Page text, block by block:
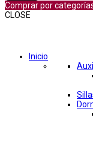
Comprar por
CLOSE
Inicio